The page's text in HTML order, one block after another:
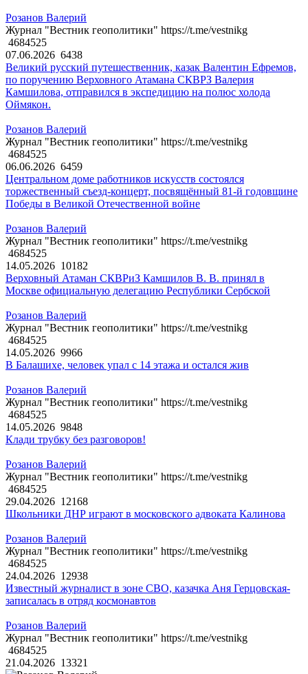
Розанов Валерий
Журнал "Вестник геополитики" https://t.me/vestnikg
4684525
07.06.2026 6438
Великий русский путешественник, казак Валентин Ефремов,
по поручению Верховного Атамана СКВРЗ Валерия
Камшилова, отправился в экспедицию на полюс холода
Оймякон.
Розанов Валерий
Журнал "Вестник геополитики" https://t.me/vestnikg
4684525
06.06.2026 6459
Центральном доме работников искусств состоялся
торжественный съезд-концерт, посвящённый 81-й годовщине
Победы в Великой Отечественной войне
Розанов Валерий
Журнал "Вестник геополитики" https://t.me/vestnikg
4684525
14.05.2026 10182
Верховный Атаман СКВРиЗ Камшилов В. В. принял в
Москве официальную делегацию Республики Сербской
Розанов Валерий
Журнал "Вестник геополитики" https://t.me/vestnikg
4684525
14.05.2026 9966
В Балашихе, человек упал с 14 этажа и остался жив
Розанов Валерий
Журнал "Вестник геополитики" https://t.me/vestnikg
4684525
14.05.2026 9848
Клади трубку без разговоров!
Розанов Валерий
Журнал "Вестник геополитики" https://t.me/vestnikg
4684525
29.04.2026 12168
Школьники ДНР играют в московского адвоката Калинова
Розанов Валерий
Журнал "Вестник геополитики" https://t.me/vestnikg
4684525
24.04.2026 12938
Известный журналист в зоне СВО, казачка Аня Герцовская-
записалась в отряд космонавтов
Розанов Валерий
Журнал "Вестник геополитики" https://t.me/vestnikg
4684525
21.04.2026 13321